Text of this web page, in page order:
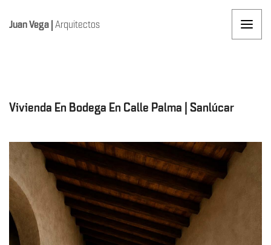
Juan Vega | Arquitectos
Vivienda En Bodega En Calle Palma | Sanlúcar